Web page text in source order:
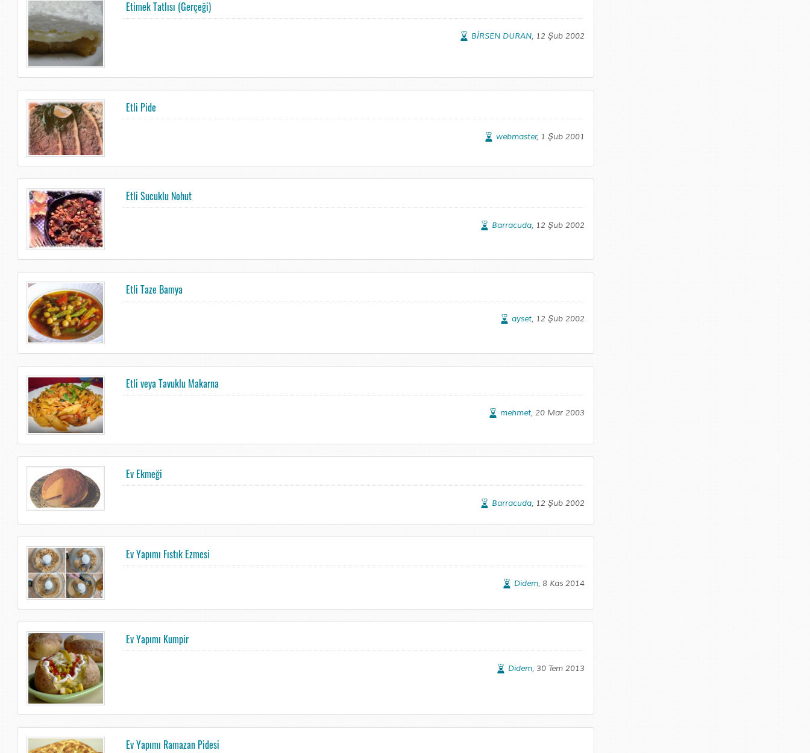
Etimek Tatlısı (Gerçeği)
BİRSEN DURAN, 12 Şub 2002
Etli Pide
webmaster, 1 Şub 2001
Etli Sucuklu Nohut
Barracuda, 12 Şub 2002
Etli Taze Bamya
ayset, 12 Şub 2002
Etli veya Tavuklu Makarna
mehmet, 20 Mar 2003
Ev Ekmeği
Barracuda, 12 Şub 2002
Ev Yapımı Fıstık Ezmesi
Didem, 8 Kas 2014
Ev Yapımı Kumpir
Didem, 30 Tem 2013
Ev Yapımı Ramazan Pidesi